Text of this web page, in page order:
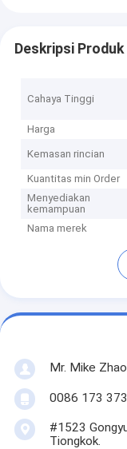
Deskripsi Produk
Cahaya Tinggi
Harga
Kemasan rincian
Kuantitas min Order
Menyediakan
kemampuan
Nama merek
Mr. Mike Zhao
0086 173
#1523
Tiongkok.